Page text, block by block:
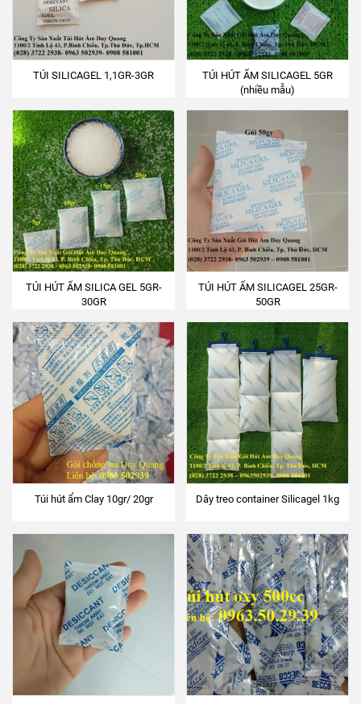
TÚI SILICAGEL 1,1GR-3GR
TÚI HÚT ẨM SILICAGEL 5GR
(nhiều mẫu)
TÚI HÚT ẨM SILICA GEL 5GR-
30GR
TÚI HÚT ẨM SILICAGEL 25GR-
50GR
Túi hút ẩm Clay 10gr/ 20gr Dây treo container Silicagel 1kg